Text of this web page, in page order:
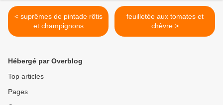
< suprêmes de pintade rôtis
et champignons
feuilletée aux tomates et
chèvre >
Hébergé par Overblog
Top articles
Pages